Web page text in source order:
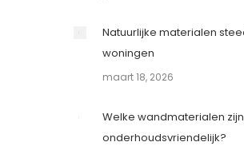
Natuurlijke materialen
woningen
maart 18, 2026
Welke wandmaterialen
onderhoudsvriendelijk?